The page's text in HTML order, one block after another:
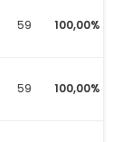
59 100,00%
59 100,00%